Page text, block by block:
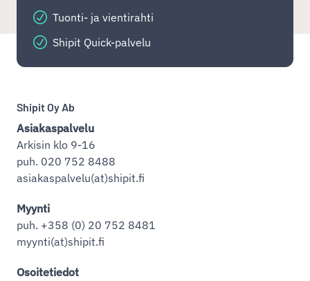
Tuonti- ja vientirahti
Shipit Quick-palvelu
Shipit Oy Ab
Asiakaspalvelu
Arkisin klo 9-16
puh. 020 752 8488
asiakaspalvelu(at)shipit.fi
Myynti
puh. +358 (0) 20 752 8481
myynti(at)shipit.fi
Osoitetiedot